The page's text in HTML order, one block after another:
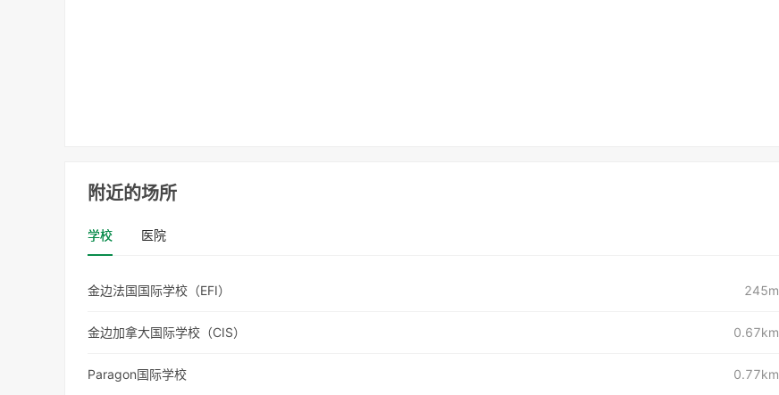
附近的场所
学校 医院
金边法国国际学校（EFI） 245m
金边加拿大国际学校（CIS） 0.67km
Paragon国际学校 0.77km